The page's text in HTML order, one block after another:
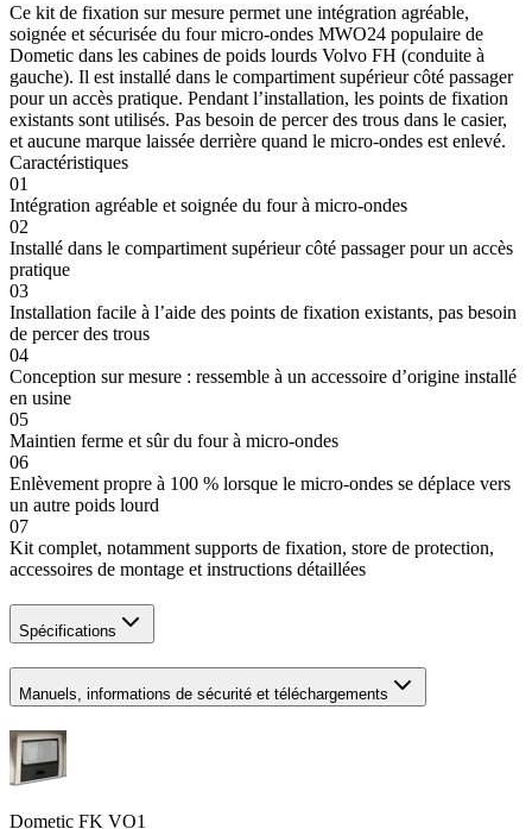
Ce kit de fixation sur mesure permet une intégration agréable,
soignée et sécurisée du four micro-ondes MWO24 populaire de
Dometic dans les cabines de poids lourds Volvo FH (conduite à
gauche). Il est installé dans le compartiment supérieur côté passager
pour un accès pratique. Pendant l’installation, les points de fixation
existants sont utilisés. Pas besoin de percer des trous dans le casier,
et aucune marque laissée derrière quand le micro-ondes est enlevé.
Caractéristiques
01
Intégration agréable et soignée du four à micro-ondes
02
Installé dans le compartiment supérieur côté passager pour un accès
pratique
03
Installation facile à l’aide des points de fixation existants, pas besoin
de percer des trous
04
Conception sur mesure : ressemble à un accessoire d’origine installé
en usine
05
Maintien ferme et sûr du four à micro-ondes
06
Enlèvement propre à 100 % lorsque le micro-ondes se déplace vers
un autre poids lourd
07
Kit complet, notamment supports de fixation, store de protection,
accessoires de montage et instructions détaillées
Spécifications
Manuels, informations de sécurité et téléchargements
Dometic FK VO1